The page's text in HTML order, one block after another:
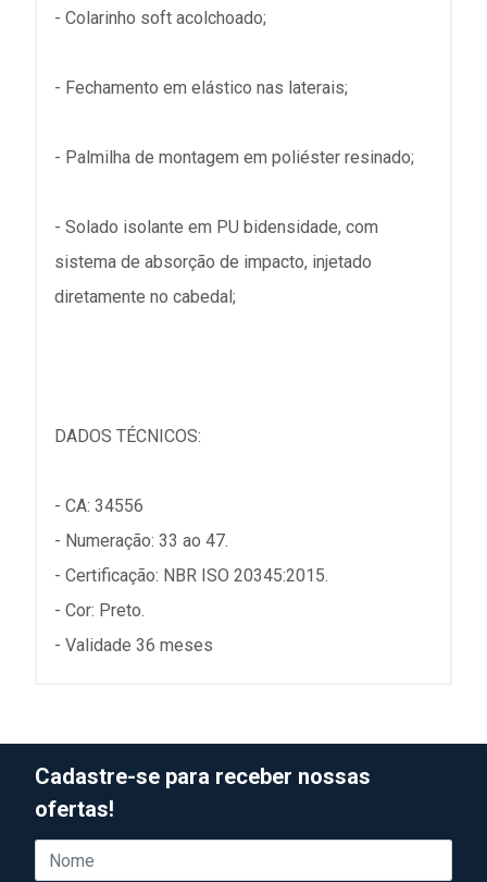
- Colarinho soft acolchoado;
- Fechamento em elástico nas laterais;
- Palmilha de montagem em poliéster resinado;
- Solado isolante em PU bidensidade, com
sistema de absorção de impacto, injetado
diretamente no cabedal;
DADOS TÉCNICOS:
- CA: 34556
- Numeração: 33 ao 47.
- Certificação: NBR ISO 20345:2015.
- Cor: Preto.
- Validade 36 meses
Cadastre-se para receber nossas
ofertas!